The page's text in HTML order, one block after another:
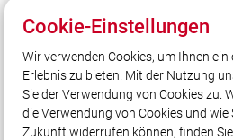
Unser Leitsatz
Gott zur Ehr dem Nächsten zur
Cookie-Einstellungen
Wir verwenden Cookies, um Ihnen
Erlebnis zu bieten. Mit der Nutzung
Sie der Verwendung von Cookies zu.
die Verwendung von Cookies und
Zukunft widerrufen können, finden